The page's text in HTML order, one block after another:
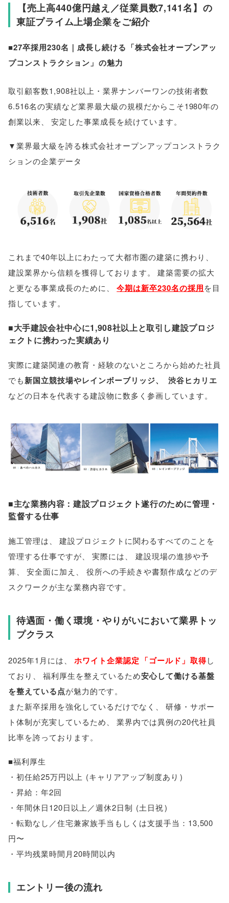
【売上高440億円越え／従業員数7,141名】 の
東証プライム上場企業をご紹介
■27卒採用230名｜成長し続ける 「株式会社オープンアッ
プコンストラクション」 の魅力
取引顧客数1,908社以上・業界ナンバーワンの技術者数
6.516名の実績など業界最大級の規模だからこそ1980年の
創業以来
安定した事業成長を続けています。
▼業界最大級を誇る株式会社オープンアップコンストラク
ションの企業データ
これまで40年以上にわたって大都市圏の建築に携わり
建設業界から信頼を獲得しております。
建築需要の拡大
と更なる事業成長のために
今期は新卒230名の採用を目
指しています。
■大手建設会社中心に1,908社以上と取引し建設プロジ
ェクトに携わった実績あり
実際に建築関連の教育・経験のないところから始めた社員
でも新国立競技場やレインボーブリッジ、 渋谷ヒカリエ
などの日本を代表する建設物に数多く参画しています。
■主な業務内容：建設プロジェクト遂行のために管理・
監督する仕事
施工管理は
建設プロジェクトに関わるすべてのことを
管理する仕事ですが
実際には
建設現場の進捗や予
算
安全面に加え
役所への手続きや書類作成などのデ
スクワークが主な業務内容です。
待遇面・働く環境・やりがいにおいて業界トッ
プクラス
2025年1月には ホワイト企業認定 「ゴールド 」 取得し
ており
福利厚生を整えているため安心して働ける基盤
を整えている点が魅力的です。
また新卒採用を強化しているだけでなく
研修・サポー
ト体制が充実しているため
業界内では異例の20代社員
比率を誇っております。
■福利厚生
・初任給25万円以上 (キャリアアップ制度あり )
・昇給：年2回
・年間休日120日以上／週休2日制 (土日祝)
・転勤なし／住宅兼家族手当もしくは支援手当：13,500
円〜
・平均残業時間月20時間以内
エントリー後の流れ